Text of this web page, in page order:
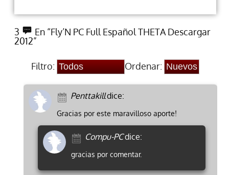
3
En “Fly’N PC Full Español THETA Descargar
2012”
Filtro: Ordenar:
Penttakilldice:
Gracias por este maravilloso aporte!
Compu-PCdice:
gracias por comentar.